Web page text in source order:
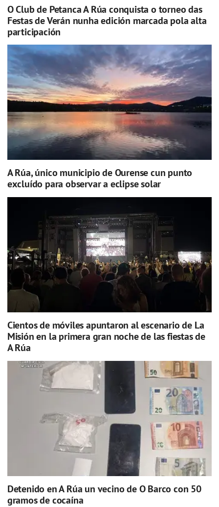
O Club de Petanca A Rúa conquista o torneo das
Festas de Verán nunha edición marcada pola alta
participación
A Rúa, único municipio de Ourense cun punto
excluído para observar a eclipse solar
Cientos de móviles apuntaron al escenario de La
Misión en la primera gran noche de las fiestas de
A Rúa
Detenido en A Rúa un vecino de O Barco con 50
gramos de cocaína